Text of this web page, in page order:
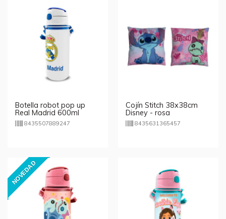
Botella robot pop up
Real Madrid 600ml
8435507889247
Cojín Stitch 38x38cm
Disney - rosa
8435631365457
NOVEDAD